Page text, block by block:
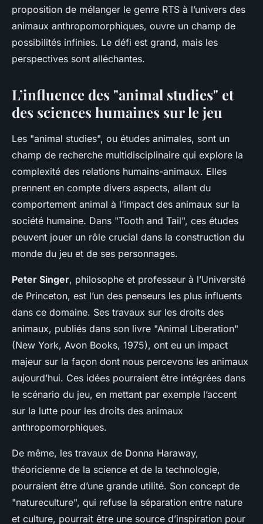
proposition de mélanger le genre RTS à l’univers des
animaux anthropomorphiques, ouvre un champ de
possibilités infinies. Le défi est grand, mais les
perspectives sont alléchantes.
L’influence des "animal studies" et
des sciences humaines sur le jeu
Les "animal studies", ou études animales, sont un
champ de recherche multidisciplinaire qui explore la
complexité des relations humains-animaux. Elles
prennent en compte divers aspects, allant du
comportement animal à l’impact des animaux sur la
société humaine. Dans "Tooth and Tail", ces études
peuvent jouer un rôle crucial dans la construction du
monde du jeu et de ses personnages.
Peter Singer, philosophe et professeur à l’Université
de Princeton, est l’un des penseurs les plus influents
dans ce domaine. Ses travaux sur les droits des
animaux, publiés dans son livre "Animal Liberation"
(New York, Avon Books, 1975), ont eu un impact
majeur sur la façon dont nous percevons les animaux
aujourd’hui. Ces idées pourraient être intégrées dans
le scénario du jeu, en mettant par exemple l’accent
sur la lutte pour les droits des animaux
anthropomorphiques.
De même, les travaux de Donna Haraway,
théoricienne de la science et de la technologie,
pourraient être d’une grande utilité. Son concept de
"natureculture", qui refuse la séparation entre nature
et culture, pourrait être une source d’inspiration pour